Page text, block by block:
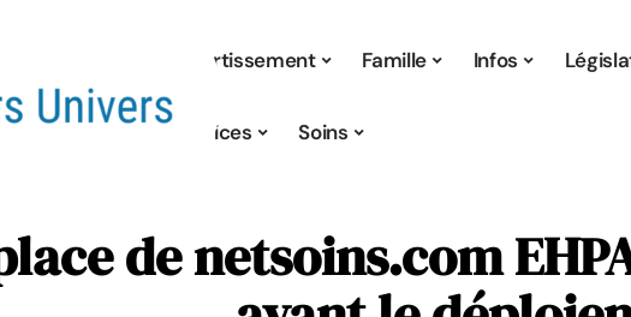
Divertissement Famille Infos
Services Soins
de netsoins.com